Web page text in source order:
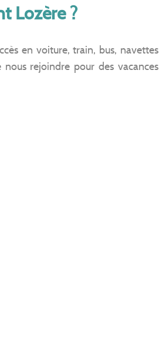
Lozère ?
en voiture, train, bus, navettes
rejoindre pour des vacances